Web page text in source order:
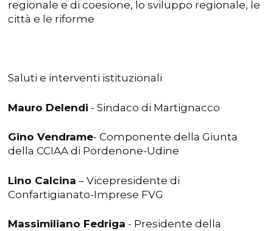
regionale e di coesione, lo sviluppo regionale, le
città e le riforme
Saluti e interventi istituzionali
Mauro Delendi - Sindaco di Martignacco
Gino Vendrame- Componente della Giunta
della CCIAA di Pordenone-Udine
Lino Calcina – Vicepresidente di
Confartigianato-Imprese FVG
Massimiliano Fedriga - Presidente della